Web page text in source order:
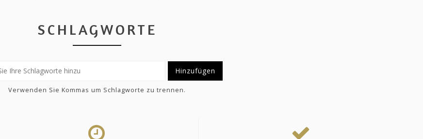
SCHLAGWORTE
Hinzufügen
Verwenden Sie Kommas um Schlagworte zu trennen.